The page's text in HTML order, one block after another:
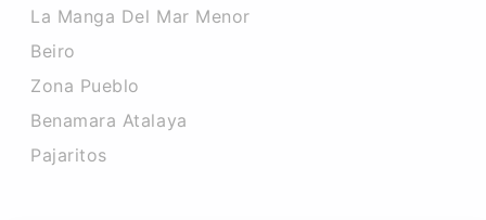
La Manga Del Mar Menor
Beiro
Zona Pueblo
Benamara Atalaya
Pajaritos